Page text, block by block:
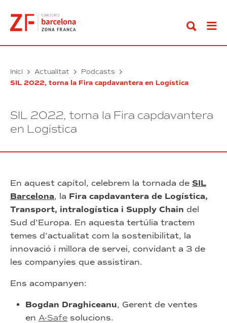
contingut
Inici Actualitat Podcasts
SIL 2022, torna la Fira capdavantera en Logística
SIL 2022, torna la Fira capdavantera
en Logística
En aquest capítol, celebrem la tornada de SIL
Barcelona, la Fira capdavantera de Logística,
Transport, intralogística i Supply Chain del
Sud d’Europa. En aquesta tertúlia tractem
temes d’actualitat com la sostenibilitat, la
innovació i millora de servei, convidant a 3 de
les companyies que assistiran.
Ens acompanyen:
Bogdan Draghiceanu, Gerent de ventes
en A-Safe solucions.